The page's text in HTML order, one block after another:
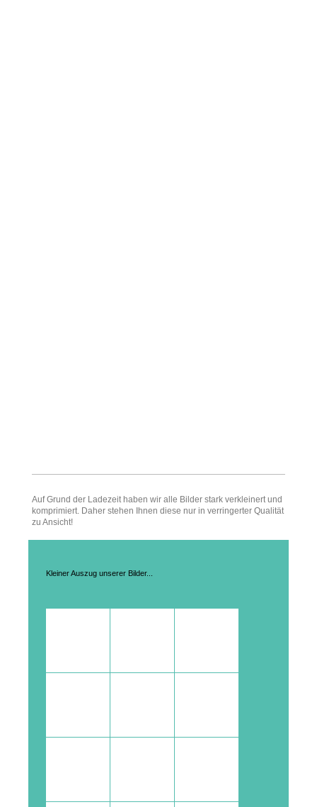
Auf Grund der Ladezeit haben wir alle Bilder stark verkleinert und
komprimiert. Daher stehen Ihnen diese nur in verringerter Qualität
zu Ansicht!
Kleiner Auszug unserer Bilder...